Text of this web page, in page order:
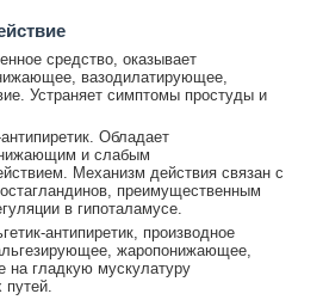
средство, оказывает
вазодилатирующее,
Устраняет симптомы простуды и
Обладает
и слабым
Механизм действия связан с
преимущественным
в гипоталамусе.
антипиретик, производное
жаропонижающее,
на гладкую мускулатуру